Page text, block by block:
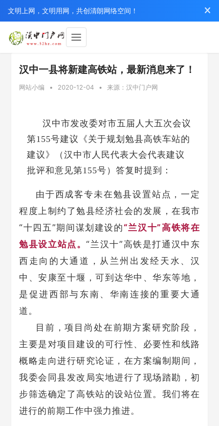
文明上网，文明用网，共创清朗网络空间！
汉中一县将新建高铁站，最新消息来了！
网站小编 • 2020-12-04 • 来源：汉中门户网
汉中市发改委对市五届人大五次会议
第155号建议《关于规划勉县高铁车站的
建议》（汉中市人民代表大会代表建议
批评和意见第155号）答复时提到：
由于西成客专未在勉县设置站点，一定
程度上制约了勉县经济社会的发展，在我市
“十四五”期间谋划建设的“兰汉十”高铁将在
勉县设立站点。“兰汉十”高铁是打通汉中东
西走向的大通道，从兰州出发经天水、汉
中、安康至十堰，可到达华中、华东等地，
是促进西部与东南、华南连接的重要大通
道。
目前，项目尚处在前期方案研究阶段，
主要是对项目建设的可行性、必要性和线路
概略走向进行研究论证，在方案编制期间，
我委会同县发改局实地进行了现场踏勘，初
步筛选确定了高铁站的设站位置。我们将在
进行的前期工作中强力推进。